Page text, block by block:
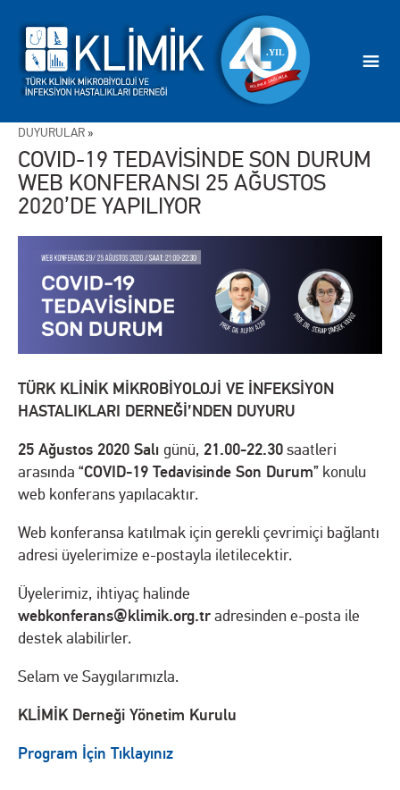
DUYURULAR »
COVID-19 TEDAVİSİNDE SON DURUM
WEB KONFERANSI 25 AĞUSTOS
2020’DE YAPILIYOR
TÜRK KLİNİK MİKROBİYOLOJİ VE İNFEKSİYON
HASTALIKLARI DERNEĞİ’NDEN DUYURU
25 Ağustos 2020 Salı günü, 21.00-22.30saatleri
arasında “COVID-19 Tedavisinde Son Durum” konulu
web konferans yapılacaktır.
Web konferansa katılmak için gerekli çevrimiçi bağlantı
adresi üyelerimize e-postayla iletilecektir.
Üyelerimiz, ihtiyaç halinde
webkonferans@klimik.org.tradresinden e-posta ile
destek alabilirler.
Selam ve Saygılarımızla.
KLİMİK Derneği Yönetim Kurulu
Program İçin Tıklayınız